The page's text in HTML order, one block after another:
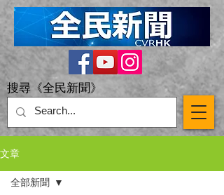
搜尋《全民新聞》
文章
全部新聞